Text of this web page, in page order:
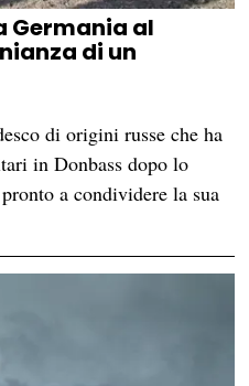
Germania al
di un
di origini russe che ha
in Donbass dopo lo
a condividere la sua